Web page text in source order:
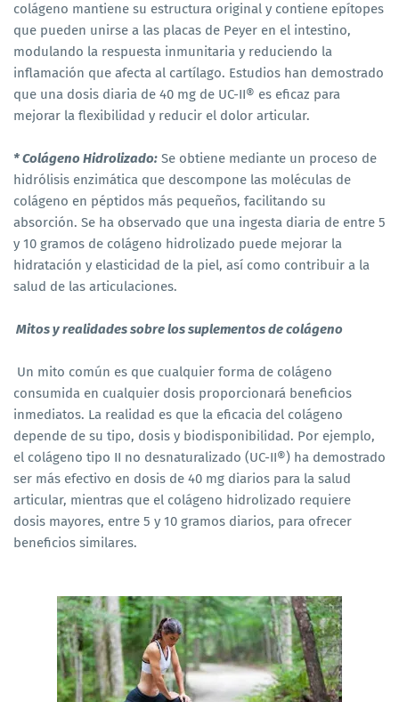
colágeno mantiene su estructura original y contiene epítopes
que pueden unirse a las placas de Peyer en el intestino,
modulando la respuesta inmunitaria y reduciendo la
inflamación que afecta al cartílago. Estudios han demostrado
que una dosis diaria de 40 mg de UC-II® es eficaz para
mejorar la flexibilidad y reducir el dolor articular.
* Colágeno Hidrolizado: Se obtiene mediante un proceso de
hidrólisis enzimática que descompone las moléculas de
colágeno en péptidos más pequeños, facilitando su
absorción. Se ha observado que una ingesta diaria de entre 5
y 10 gramos de colágeno hidrolizado puede mejorar la
hidratación y elasticidad de la piel, así como contribuir a la
salud de las articulaciones.
Mitos y realidades sobre los suplementos de colágeno
Un mito común es que cualquier forma de colágeno
consumida en cualquier dosis proporcionará beneficios
inmediatos. La realidad es que la eficacia del colágeno
depende de su tipo, dosis y biodisponibilidad. Por ejemplo,
el colágeno tipo II no desnaturalizado (UC-II®) ha demostrado
ser más efectivo en dosis de 40 mg diarios para la salud
articular, mientras que el colágeno hidrolizado requiere
dosis mayores, entre 5 y 10 gramos diarios, para ofrecer
beneficios similares.